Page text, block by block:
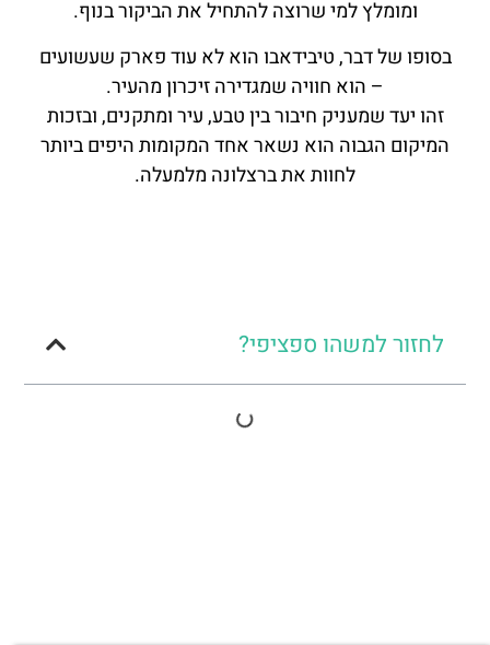
ומומלץ למי שרוצה להתחיל את הביקור בנוף.
בסופו של דבר, טיבידאבו הוא לא עוד פארק שעשועים
– הוא חוויה שמגדירה זיכרון מהעיר.
זהו יעד שמעניק חיבור בין טבע, עיר ומתקנים, ובזכות
המיקום הגבוה הוא נשאר אחד המקומות היפים ביותר
לחוות את ברצלונה מלמעלה.
לחזור למשהו ספציפי?